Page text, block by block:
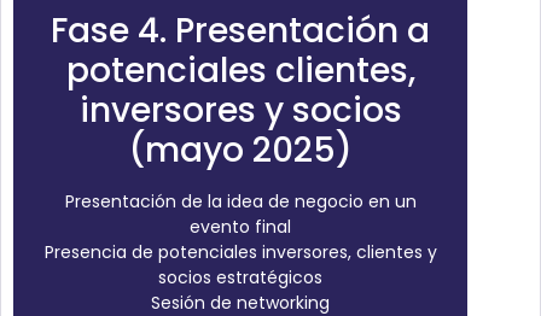
Fase 4. Presentación a
potenciales clientes,
inversores y socios
(mayo 2025)
Presentación de la idea de negocio en un
evento final
Presencia de potenciales inversores, clientes y
socios estratégicos
Sesión de networking